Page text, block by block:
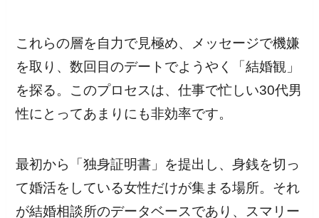
これらの層を自力で見極め、メッセージで機嫌
を取り、数回目のデートでようやく「結婚観」
を探る。このプロセスは、仕事で忙しい30代男
性にとってあまりにも非効率です。
最初から「独身証明書」を提出し、身銭を切っ
て婚活をしている女性だけが集まる場所。それ
が結婚相談所のデータベースであり、スマリー